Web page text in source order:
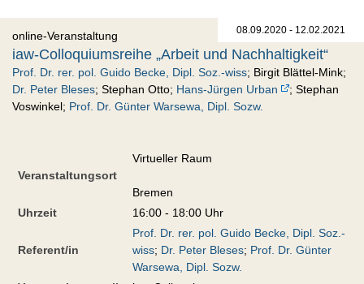
08.09.2020 - 12.02.2021
online-Veranstaltung
iaw-Colloquiumsreihe „Arbeit und Nachhaltigkeit“
Prof. Dr. rer. pol. Guido Becke, Dipl. Soz.-wiss; Birgit Blättel-Mink;
Dr. Peter Bleses; Stephan Otto; Hans-Jürgen Urban
; Stephan
Voswinkel; Prof. Dr. Günter Warsewa, Dipl. Sozw.
Veranstaltungsort
Virtueller Raum
Bremen
Uhrzeit
16:00 - 18:00 Uhr
Referent/in
Prof. Dr. rer. pol. Guido Becke, Dipl. Soz.-
wiss; Dr. Peter Bleses; Prof. Dr. Günter
Warsewa, Dipl. Sozw.